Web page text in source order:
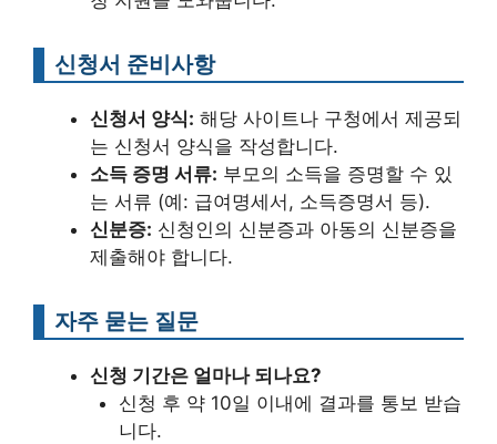
신청서 준비사항
신청서 양식: 해당 사이트나 구청에서 제공되
는 신청서 양식을 작성합니다.
소득 증명 서류: 부모의 소득을 증명할 수 있
는 서류 (예: 급여명세서, 소득증명서 등).
신분증: 신청인의 신분증과 아동의 신분증을
제출해야 합니다.
자주 묻는 질문
신청 기간은 얼마나 되나요?
신청 후 약 10일 이내에 결과를 통보 받습
니다.